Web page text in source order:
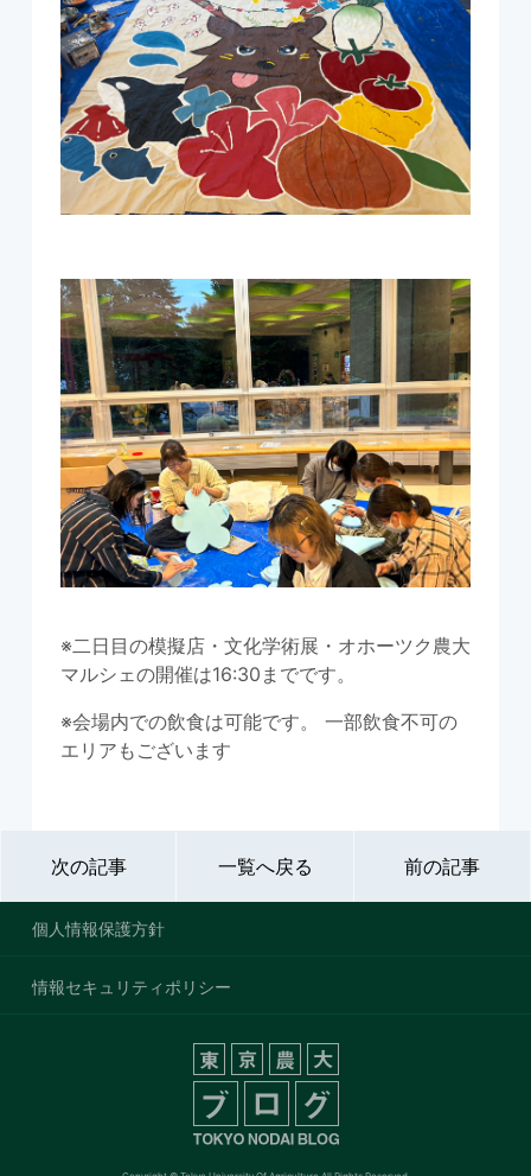
2011
2010
※二日目の模擬店・文化学術展・オホーツク農大
マルシェの開催は16:30までです。
※会場内での飲食は可能です。 一部飲食不可の
エリアもございます
次の記事 一覧へ戻る 前の記事
個人情報保護方針
情報セキュリティポリシー